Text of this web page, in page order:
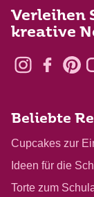
Verleihen
kreative
Beliebte
Cupcakes zur
Ideen für die
Torte zum